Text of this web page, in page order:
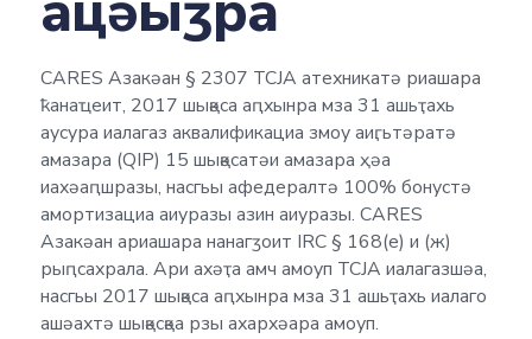
CARES Азакәан § 2307 TCJA атехникатә риашара
ҟанаҵеит, 2017 шықәса аԥхынра мза 31 ашьҭахь
аусура иалагаз аквалификациа змоу аиӷьтәратә
амазара (QIP) 15 шықәсатәи амазара ҳәа
иахәаԥшразы, насгьы афедералтә 100% бонустә
амортизациа аиуразы азин аиуразы. CARES
Азакәан ариашара нанагӡоит IRC § 168(е) и (ж)
рыԥсахрала. Ари ахәҭа амч амоуп TCJA иалагазшәа,
насгьы 2017 шықәса аԥхынра мза 31 ашьҭахь иалаго
ашәахтә шықәсқәа рзы ахархәара амоуп.